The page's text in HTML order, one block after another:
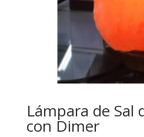
Lámpara de Sal
con Dimer